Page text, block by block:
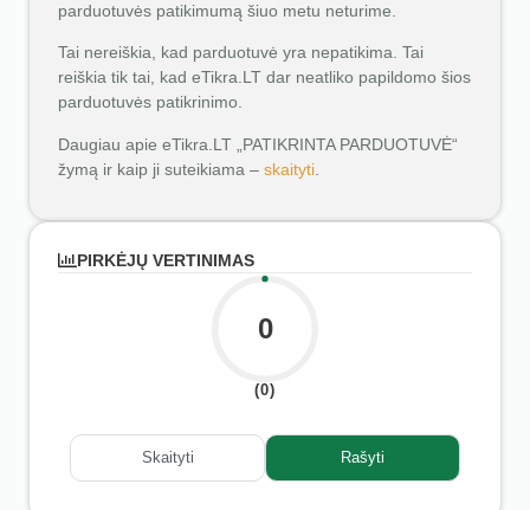
parduotuvės patikimumą šiuo metu neturime.
Tai nereiškia, kad parduotuvė yra nepatikima. Tai
reiškia tik tai, kad eTikra.LT dar neatliko papildomo šios
parduotuvės patikrinimo.
Daugiau apie eTikra.LT „PATIKRINTA PARDUOTUVĖ“
žymą ir kaip ji suteikiama – skaityti
PIRKĖJŲ VERTINIMAS
0
(0)
Skaityti Rašyti